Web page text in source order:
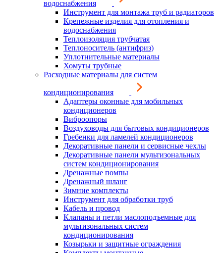
водоснабжения
Инструмент для монтажа труб и радиаторов
Крепежные изделия для отопления и
водоснабжения
Теплоизоляция трубчатая
Теплоноситель (антифриз)
Уплотнительные материалы
Хомуты трубные
Расходные материалы для систем
кондиционирования
Адаптеры оконные для мобильных
кондиционеров
Виброопоры
Воздуховоды для бытовых кондиционеров
Гребенки для ламелей кондиционеров
Декоративные панели и сервисные чехлы
Декоративные панели мультизональных
систем кондиционирования
Дренажные помпы
Дренажный шланг
Зимние комплекты
Инструмент для обработки труб
Кабель и провод
Клапаны и петли маслоподъемные для
мультизональных систем
кондиционирования
Козырьки и защитные ограждения